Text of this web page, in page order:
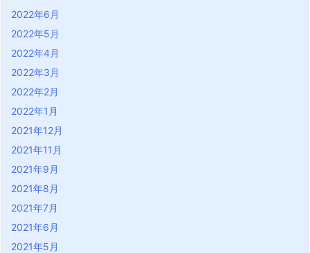
2022年6月
2022年5月
2022年4月
2022年3月
2022年2月
2022年1月
2021年12月
2021年11月
2021年9月
2021年8月
2021年7月
2021年6月
2021年5月